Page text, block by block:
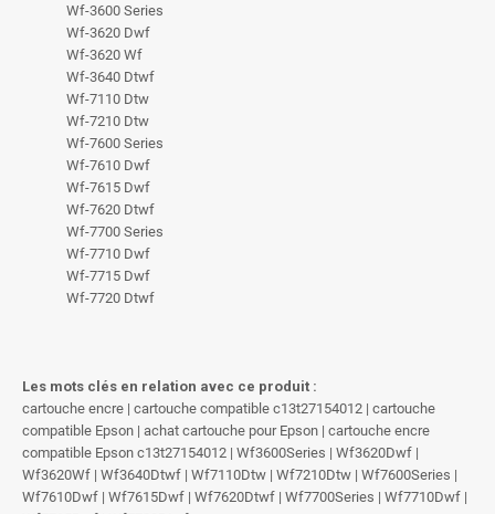
Wf-3600 Series
Wf-3620 Dwf
Wf-3620 Wf
Wf-3640 Dtwf
Wf-7110 Dtw
Wf-7210 Dtw
Wf-7600 Series
Wf-7610 Dwf
Wf-7615 Dwf
Wf-7620 Dtwf
Wf-7700 Series
Wf-7710 Dwf
Wf-7715 Dwf
Wf-7720 Dtwf
Les mots clés en relation avec ce produit :
cartouche encre | cartouche compatible c13t27154012 | cartouche
compatible Epson | achat cartouche pour Epson | cartouche encre
compatible Epson c13t27154012 | Wf3600Series | Wf3620Dwf |
Wf3620Wf | Wf3640Dtwf | Wf7110Dtw | Wf7210Dtw | Wf7600Series |
Wf7610Dwf | Wf7615Dwf | Wf7620Dtwf | Wf7700Series | Wf7710Dwf |